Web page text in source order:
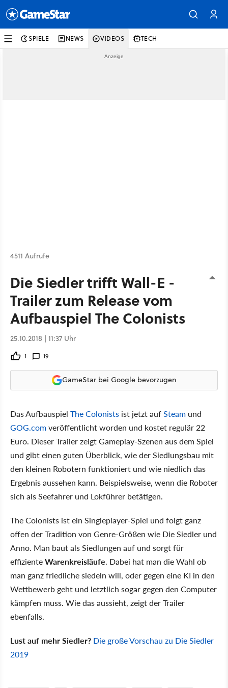
SPIELE NEWS VIDEOS TECH
4511 Aufrufe
Die Siedler trifft Wall-E -
Trailer zum Release vom
Aufbauspiel The Colonists
25.10.2018 | 11:37 Uhr
1 19
GameStar bei Google bevorzugen
Das Aufbauspiel The Colonists ist jetzt aufSteam und
GOG.comveröffentlicht worden und kostet regulär 22
Euro. Dieser Trailer zeigt Gameplay-Szenen aus dem Spiel
und gibt einen guten Überblick, wie der Siedlungsbau mit
den kleinen Robotern funktioniert und wie niedlich das
Ergebnis aussehen kann. Beispielsweise, wenn die Roboter
sich als Seefahrer und Lokführer betätigen.
The Colonists ist ein Singleplayer-Spiel und folgt ganz
offen der Tradition von Genre-Größen wie Die Siedler und
Anno. Man baut als Siedlungen auf und sorgt für
effizienteWarenkreisläufe. Dabei hat man die Wahl ob
man ganz friedliche siedeln will, oder gegen eine KI in den
Wettbewerb geht und letztlich sogar gegen den Computer
kämpfen muss. Wie das aussieht, zeigt der Trailer
ebenfalls.
Lust auf mehr Siedler? Die große Vorschau zu Die Siedler
2019